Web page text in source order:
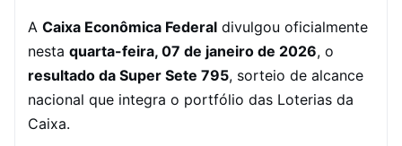
A Caixa Econômica Federal divulgou oficialmente
nesta quarta-feira, 07 de janeiro de 2026, o
resultado da Super Sete 795, sorteio de alcance
nacional que integra o portfólio das Loterias da
Caixa.